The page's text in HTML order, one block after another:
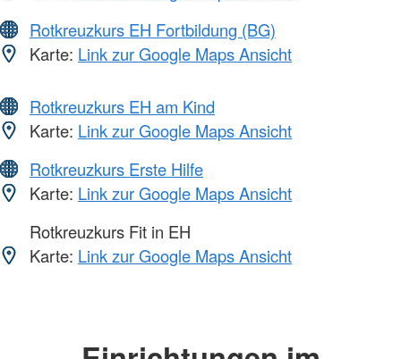
Rotkreuzkurs EH Fortbildung (BG)
Karte: Link zur Google Maps Ansicht
Rotkreuzkurs EH am Kind
Karte: Link zur Google Maps Ansicht
Rotkreuzkurs Erste Hilfe
Karte: Link zur Google Maps Ansicht
Rotkreuzkurs Fit in EH
Karte: Link zur Google Maps Ansicht